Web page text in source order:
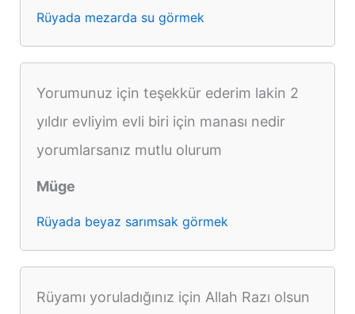
Rüyada mezarda su görmek
Yorumunuz için teşekkür ederim lakin 2
yıldır evliyim evli biri için manası nedir
yorumlarsanız mutlu olurum
Müge
Rüyada beyaz sarımsak görmek
Rüyamı yoruladığınız için Allah Razı olsun